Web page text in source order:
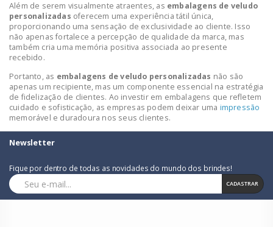
Além de serem visualmente atraentes, as embalagens de veludo
personalizadas oferecem uma experiência tátil única,
proporcionando uma sensação de exclusividade ao cliente. Isso
não apenas fortalece a percepção de qualidade da marca, mas
também cria uma memória positiva associada ao presente
recebido.
Portanto, as embalagens de veludo personalizadas não são
apenas um recipiente, mas um componente essencial na estratégia
de fidelização de clientes. Ao investir em embalagens que refletem
cuidado e sofisticação, as empresas podem deixar uma impressão
memorável e duradoura nos seus clientes.
Newsletter
Fique por dentro de todas as novidades do mundo dos brindes!
CADASTRAR